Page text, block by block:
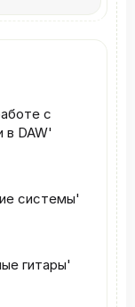
с
в DAW'
системы'
гитары'